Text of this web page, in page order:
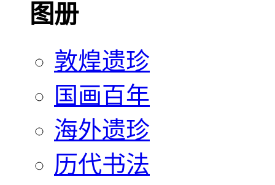
图册
敦煌遗珍
国画百年
海外遗珍
历代书法